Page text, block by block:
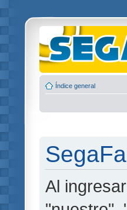
Índice general
Al